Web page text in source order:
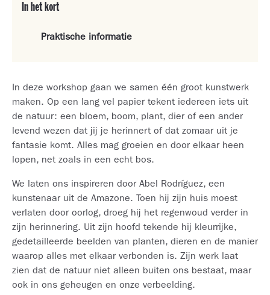
In het kort
Praktische informatie
In deze workshop gaan we samen één groot kunstwerk
maken. Op een lang vel papier tekent iedereen iets uit
de natuur: een bloem, boom, plant, dier of een ander
levend wezen dat jij je herinnert of dat zomaar uit je
fantasie komt. Alles mag groeien en door elkaar heen
lopen, net zoals in een echt bos.
We laten ons inspireren door Abel Rodríguez, een
kunstenaar uit de Amazone. Toen hij zijn huis moest
verlaten door oorlog, droeg hij het regenwoud verder in
zijn herinnering. Uit zijn hoofd tekende hij kleurrijke,
gedetailleerde beelden van planten, dieren en de manier
waarop alles met elkaar verbonden is. Zijn werk laat
zien dat de natuur niet alleen buiten ons bestaat, maar
ook in ons geheugen en onze verbeelding.